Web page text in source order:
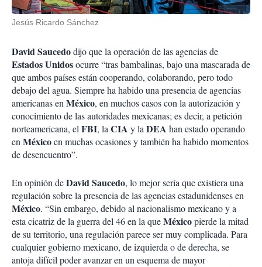
Jesús Ricardo Sánchez
David Saucedodijo que la operación de las agencias de
Estados Unidosocurre “tras bambalinas, bajo una mascarada de
que ambos países están cooperando, colaborando, pero todo
debajo del agua. Siempre ha habido una presencia de agencias
americanas enMéxico, en muchos casos con la autorización y
conocimiento de las autoridades mexicanas; es decir, a petición
norteamericana, elFBI, laCIA y laDEA han estado operando
enMéxicoen muchas ocasiones y también ha habido momentos
de desencuentro”.
En opinión deDavid Saucedo, lo mejor sería que existiera una
regulación sobre la presencia de las agencias estadunidenses en
México. “Sin embargo, debido al nacionalismo mexicano y a
esta cicatriz de la guerra del 46 en la queMéxicopierde la mitad
de su territorio, una regulación parece ser muy complicada. Para
cualquier gobierno mexicano, de izquierda o de derecha, se
antoja difícil poder avanzar en un esquema de mayor